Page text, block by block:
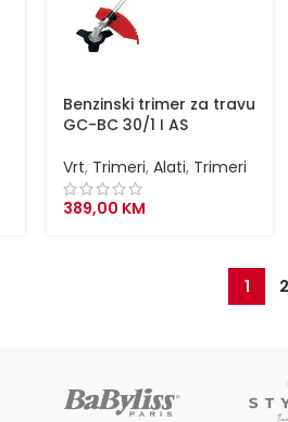
Benzinski trimer za travu
GC-BC 30/1 I AS
Vrt, Trimeri, Alati, Trimeri
389,00 KM
1 2